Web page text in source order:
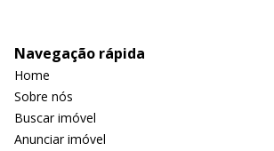
Navegação rápida
Home
Sobre nós
Buscar imóvel
Anunciar imóvel